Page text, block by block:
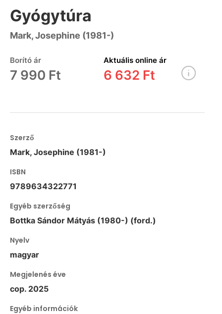
Gyógytúra
Mark, Josephine (1981-)
Borító ár
7 990 Ft
Aktuális online ár
6 632 Ft
Szerző
Mark, Josephine (1981-)
ISBN
9789634322771
Egyéb szerzőség
Bottka Sándor Mátyás (1980-) (ford.)
Nyelv
magyar
Megjelenés éve
cop. 2025
Egyéb információk